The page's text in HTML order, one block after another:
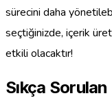
sürecini daha
seçtiğinizde, içerik
etkili olacaktır!
Sıkça